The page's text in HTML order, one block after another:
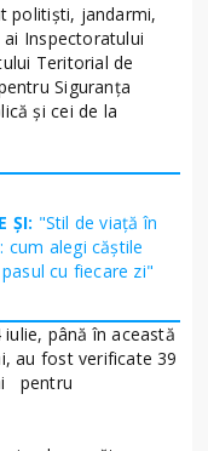
politiști, jandarmi,
Inspectoratului
Teritorial de
Siguranţa
şi cei de la
ȘI: "Stil de viață în
cum alegi căștile
cu fiecare zi"
până în această
au fost verificate 39
pentru